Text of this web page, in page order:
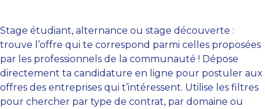
Stage étudiant, alternance ou stage découverte :
trouve l’offre qui te correspond parmi celles proposées
par les professionnels de la communauté ! Dépose
directement ta candidature en ligne pour postuler aux
offres des entreprises qui t’intéressent. Utilise les filtres
pour chercher par type de contrat, par domaine ou